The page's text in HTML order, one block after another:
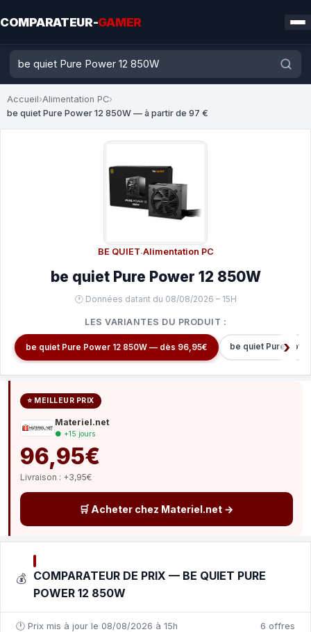
COMPARATEUR-GAMER
Accueil›Alimentation PC›
be quiet Pure Power 12 850W — à partir de 97 €
BE QUIET·Alimentation PC
be quiet Pure Power 12 850W
🕐 Données datant du 08/08/2026 – 15H
LES VARIANTES DU PRODUIT :
be quiet Pure Power 12 850W — dès 96,95€ be quiet Pure
⭐ MEILLEUR PRIX
Materiel.net
● +15 jours
96,95€
Livraison : +3,95€
🛒 Acheter chez Materiel.net →
💰 COMPARATEUR DE PRIX — BE QUIET PURE
POWER 12 850W
🕐 Prix mis à jour le 08/08/2026 à 15h 6 offres